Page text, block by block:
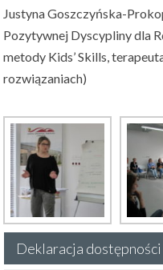
Justyna Goszczyńska-
Pozytywnej Dyscypliny dla
metody Kids’ Skills,
rozwiązaniach)
Deklaracja dostępności